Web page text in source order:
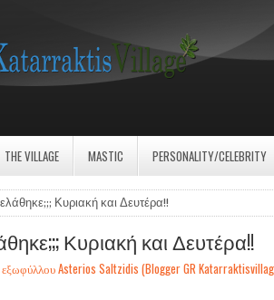
THE VILLAGE MASTIC PERSONALITY/CELEBRITY
Κυριακή και Δευτέρα!!
Κυριακή και Δευτέρα!!
Asterios Saltzidis (Blogger GR